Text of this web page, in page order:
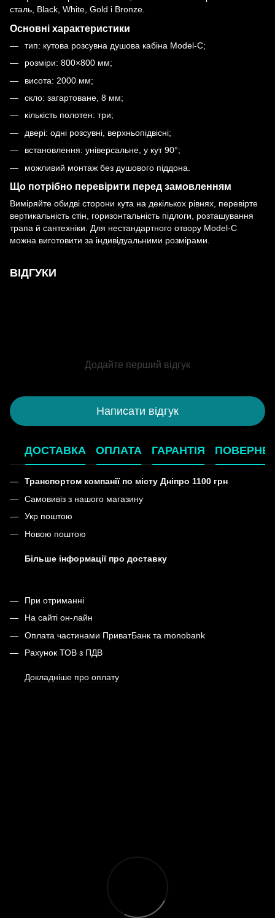
сталь, Black, White, Gold і Bronze.
Основні характеристики
тип: кутова розсувна душова кабіна Model-C;
розміри: 800×800 мм;
висота: 2000 мм;
скло: загартоване, 8 мм;
кількість полотен: три;
двері: одні розсувні, верхньопідвісні;
встановлення: універсальне, у кут 90°;
можливий монтаж без душового піддона.
Що потрібно перевірити перед замовленням
Виміряйте обидві сторони кута на декількох рівнях, перевірте
вертикальність стін, горизонтальність підлоги, розташування
трапа й сантехніки. Для нестандартного отвору Model-C
можна виготовити за індивідуальними розмірами.
ВІДГУКИ
Додайте перший відгук
Написати відгук
ДОСТАВКА ОПЛАТА ГАРАНТІЯ
Транспортом компанії по місту Дніпро 1100 грн
Самовивіз з нашого магазину
Укр поштою
Новою поштою
Більше інформації про доставку
При отриманні
На сайті он-лайн
Оплата частинами ПриватБанк та monobank
Рахунок ТОВ з ПДВ
Докладніше про оплату